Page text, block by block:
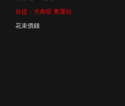
自提：大角咀 奧運站
花束價錢